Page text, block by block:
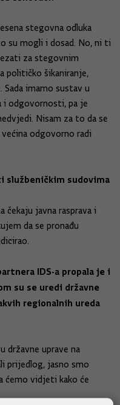
stegovna odluka
su mogli i dosad. No, ni ti
za stegovnim
političko šikaniranje,
imamo sustav u
i odgovornosti, pa je
Nisam za to da se
odgovorno radi
službeničkim sudovima
čekaju javna rasprava i
da se pronađu
IDS-a propala je i
su se uredi državne
regionalnih ureda
državne uprave na
prijedlog, jasno smo
ćemo vidjeti kako će